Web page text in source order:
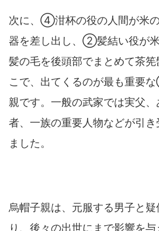
次に、④泔杯の役の人間が米
器を差し出し、②髪結い役が
髪の毛を後頭部でまとめて茶筅
こで、出てくるのが最も重要
親です。一般の武家では実父
者、一族の重要人物などが引
ました。
烏帽子親は、元服する男子と
り、後々の出世にまで影響を